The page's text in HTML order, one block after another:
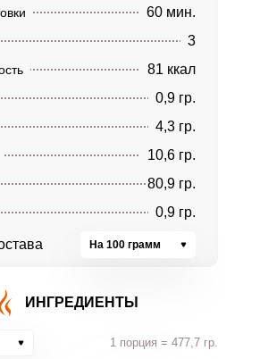
60 мин.
3
81 ккал
0,9 гр.
4,3 гр.
10,6 гр.
80,9 гр.
0,9 гр.
На 100 грамм
ИНГРЕДИЕНТЫ
1 порция = 477,7 гр.